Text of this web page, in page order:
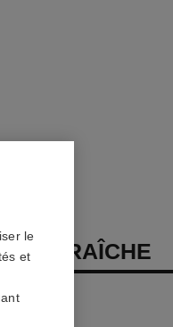
FRAÎCHE
le
et